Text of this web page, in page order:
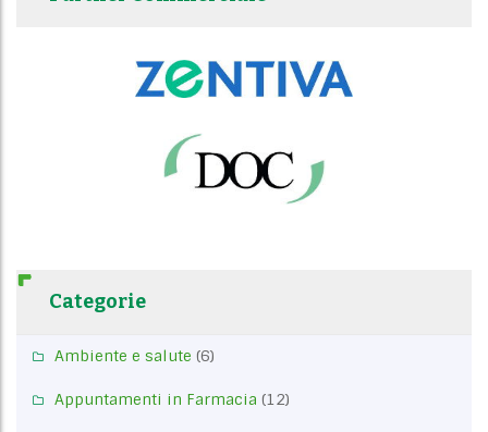
Categorie
Ambiente e salute (6)
Appuntamenti in Farmacia (12)